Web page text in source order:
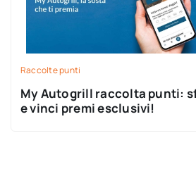
Raccolte punti
My Autogrill raccolta punti:
e vinci premi esclusivi!